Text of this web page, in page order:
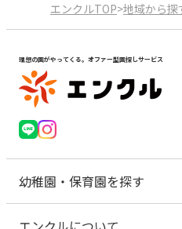
エンクルTOP>地域から探
理想の園がやってくる。オファー型園探しサービス
幼稚園・保育園を探す